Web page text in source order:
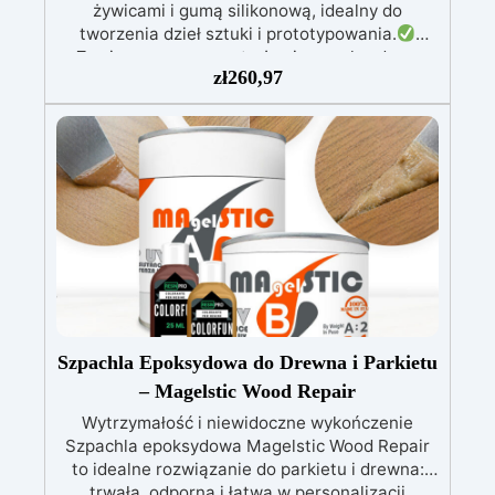
żywicami i gumą silikonową, idealny do
tworzenia dzieł sztuki i prototypowania.
Zawiera przezroczystą żywicę epoksydową
(800g) do wlewania, możliwą do barwienia
według uznania.
Zawiera białą żywicę
poliuretanową (1000g), którą można barwić
według uznania i ma szybki czas utwardzania
(30 minut).
Guma silikonowa w paście
(500g), łatwa do użycia z proporcją mieszania
1:1, idealna do tworzenia niestandardowych
form.
W zestawie: pasta barwiąca,
wielokrotnego użytku forma silikonowa oraz
rękawice nitrilowe.
zł260,97
Szpachla Epoksydowa do Drewna i Parkietu
– Magelstic Wood Repair
Wytrzymałość i niewidoczne wykończenie
Szpachla epoksydowa Magelstic Wood Repair
to idealne rozwiązanie do parkietu i drewna: